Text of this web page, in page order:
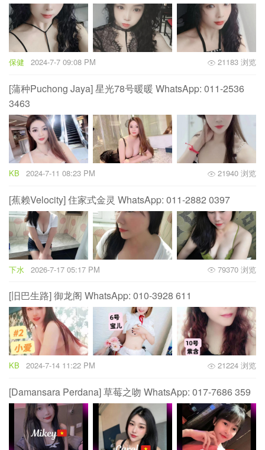
保健 2024-7-7 09:08 PM 21183 浏览
[蒲种Puchong Jaya] 星光78号暖暖 WhatsApp: 011-2536
3463
KB 2024-7-11 08:23 PM 21940 浏览
[蕉赖Velocity] 住家式金灵 WhatsApp: 011-2882 0397
下水 2026-7-17 05:17 PM 79370 浏览
[旧巴生路] 御龙阁 WhatsApp: 010-3928 611
KB 2024-7-14 11:22 PM 21224 浏览
[Damansara Perdana] 草莓之吻 WhatsApp: 017-7686 359